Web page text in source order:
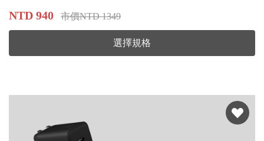
NTD 940 市價NTD 1349
選擇規格